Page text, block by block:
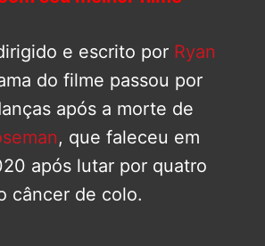
e escrito por Ryan
do filme passou por
após a morte de
, que faleceu em
após lutar por quatro
câncer de colo.